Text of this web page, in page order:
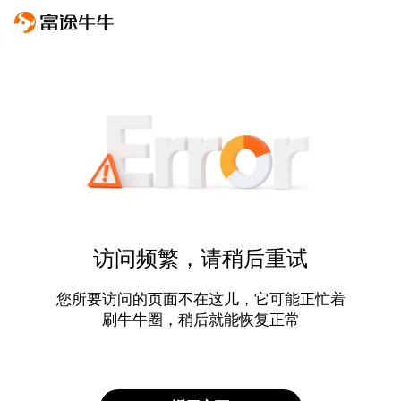
访问频繁，请稍后重试
您所要访问的页面不在这儿，它可能正忙着
刷牛牛圈，稍后就能恢复正常